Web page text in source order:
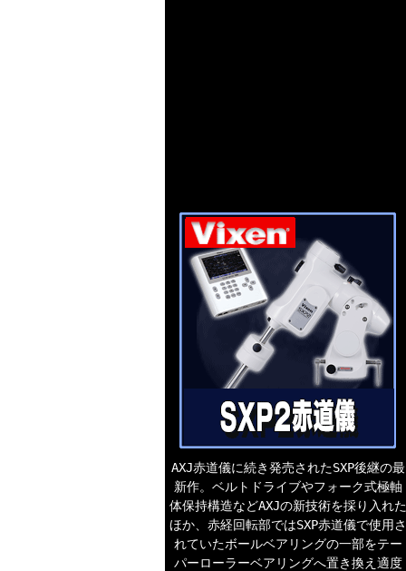
AXJ赤道儀に続き発売されたSXP後継の最
新作。ベルトドライブやフォーク式極軸
体保持構造などAXJの新技術を採り入れた
ほか、赤経回転部ではSXP赤道儀で使用さ
れていたボールベアリングの一部をテー
パーローラーベアリングへ置き換え適度